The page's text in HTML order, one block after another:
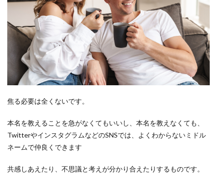
焦る必要は全くないです。
本名を教えることを急がなくてもいいし、本名を教えなくても、
TwitterやインスタグラムなどのSNSでは、よくわからないミドル
ネームで仲良くできます
共感しあえたり、不思議と考えが分かり合えたりするものです。